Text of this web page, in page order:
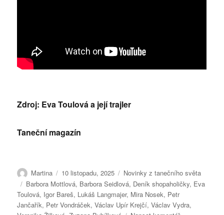
Zdroj: Eva Toulová a její trajler
Taneční magazín
Autor:
Martina Publikováno:
10 listopadu, 2025 Rubriky:
Novinky z tanečního světa
Štítky:
Barbora Mottlová, Barbora Seidlová, Deník shopaholičky, Eva
Toulová, Igor Bareš, Lukáš Langmajer, Mira Nosek, Petr
Jančařík, Petr Vondráček,Václav Upír Krejčí,Václav Vydra,